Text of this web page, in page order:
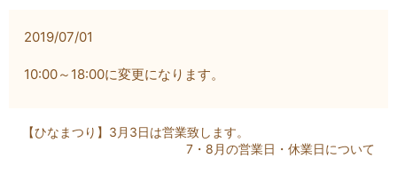
2019/07/01
10:00～ 18:00に変更になります。
【ひなまつり】3月3日は営業致します。
7・8月の営業日・休業日について